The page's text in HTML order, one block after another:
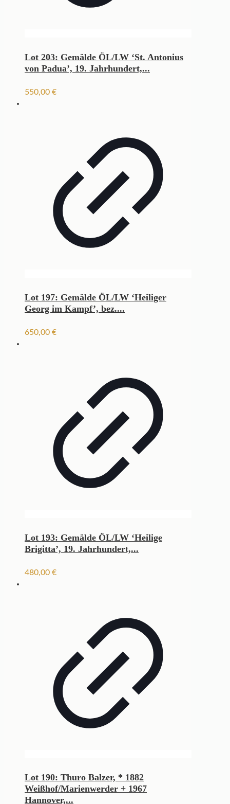
Lot 203: Gemälde ÖL/LW ‘St. Antonius
von Padua’, 19. Jahrhundert,...
550,00 €
Lot 197: Gemälde ÖL/LW ‘Heiliger
Georg im Kampf’, bez....
650,00 €
Lot 193: Gemälde ÖL/LW ‘Heilige
Brigitta’, 19. Jahrhundert,...
480,00 €
Lot 190: Thuro Balzer, * 1882
Weißhof/Marienwerder + 1967
Hannover,...